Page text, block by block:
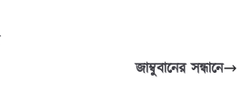
জাম্বুবানের সন্ধানে